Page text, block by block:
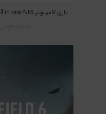
بازی کامپیوتر The Sims 4 Digital Deluxe All in one 2025